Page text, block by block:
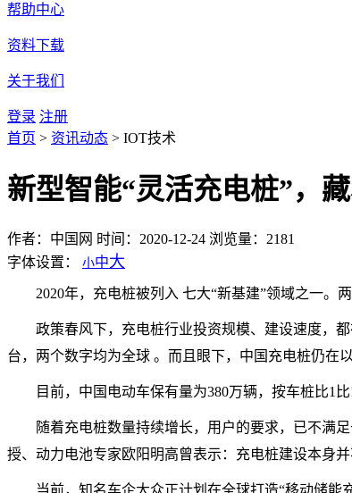
帮助中心
资料下载
关于我们
登录 注册
首页 > 资讯动态 > IOT技术
新型智能“灵活充电桩”，
作者：中国网 时间：2020-12-24 浏览量：2181
字体设置： 小中大
2020年，充电桩被列入 七大“新基建”领域之一。
政策春风下，充电桩行业投资规模、建设速度，
台，两个数字均为全球 。而且眼下，中国充电桩仍在
目前，中国电动车保有量为380万辆，按车桩比1
随着充电桩数量持续增长，用户的要求，已不满
授、动力电池专家欧阳明高曾表示：充电桩建设本身
当前，知名车企大众正计划在全球打造“移动储